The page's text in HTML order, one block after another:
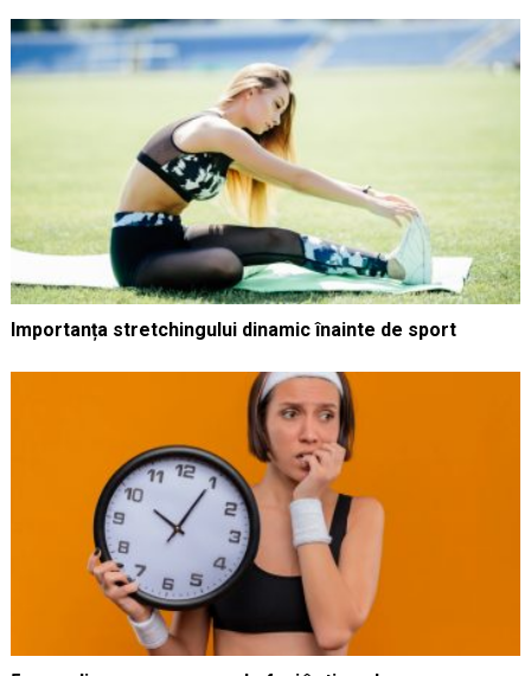
Importanța stretchingului dinamic înainte de sport